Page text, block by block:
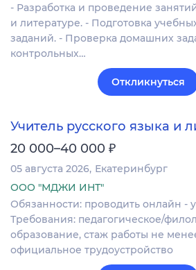
- Разработка и проведение
и литературе. - Подготовка
заданий. - Проверка домашних
контрольных…
Откликнуться
Учитель русского языка и
20 000–40 000 ₽
05 августа 2026 Екатеринбург
ООО "МДЖИ ИНТ"
Обязанности: проводить онлайн -
Требования: педагогическое/
образование, стаж работы не
официальное трудоустройство